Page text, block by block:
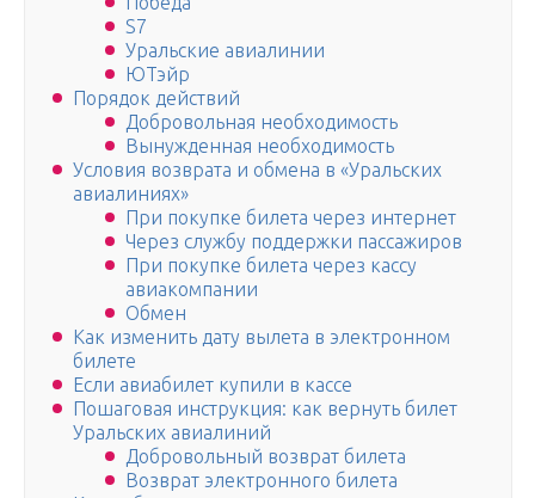
S7
Уральские авиалинии
ЮТэйр
Порядок действий
Добровольная необходимость
Вынужденная необходимость
Условия возврата и обмена в «Уральских
авиалиниях»
При покупке билета через интернет
Через службу поддержки пассажиров
При покупке билета через кассу
авиакомпании
Обмен
Как изменить дату вылета в электронном
билете
Если авиабилет купили в кассе
Пошаговая инструкция: как вернуть билет
Уральских авиалиний
Добровольный возврат билета
Возврат электронного билета